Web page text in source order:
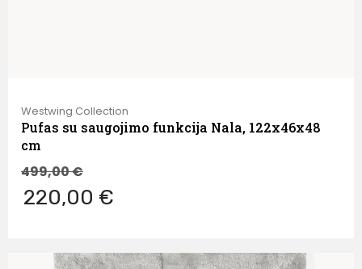
Westwing Collection
Pufas su saugojimo funkcija Nala, 122x46x48
cm
499,00€
220,00 €